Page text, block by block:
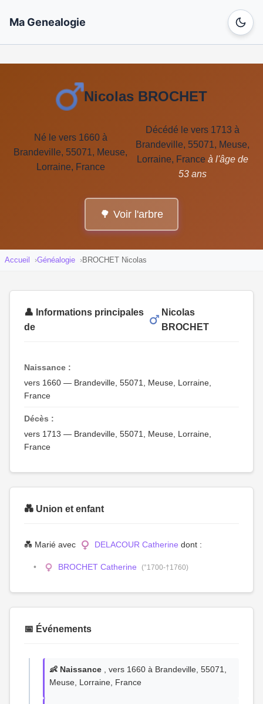
Ma Genealogie
Nicolas BROCHET
Né le vers 1660 à
Brandeville, 55071, Meuse,
Lorraine, France
Décédé le vers 1713 à
Brandeville, 55071, Meuse,
Lorraine, France à l'âge de
53 ans
🌳 Voir l'arbre
Accueil Généalogie BROCHET Nicolas
👤 Informations principales
de
Nicolas
BROCHET
Naissance :
vers 1660 — Brandeville, 55071, Meuse, Lorraine,
France
Décès :
vers 1713 — Brandeville, 55071, Meuse, Lorraine,
France
💑 Union et enfant
💑 Marié avec DELACOUR Catherine dont :
BROCHET Catherine (°1700-†1760)
📅 Événements
👶 Naissance , vers 1660 à Brandeville, 55071,
Meuse, Lorraine, France